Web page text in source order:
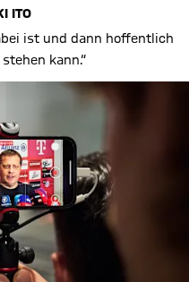
ITO
ist und dann hoffentlich
kann.“